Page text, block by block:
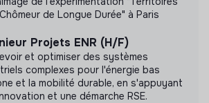
de Longue Durée" à Paris
Projets ENR (H/F)
et optimiser des systèmes
complexes pour l'énergie bas
et la mobilité durable, en s'appuyant
et une démarche RSE.